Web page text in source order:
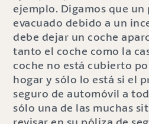
ejemplo. Digamos que
evacuado debido a un
debe dejar un coche
tanto el coche como la
coche no está cubierto
hogar y sólo lo está si el
seguro de automóvil a
sólo una de las muchas